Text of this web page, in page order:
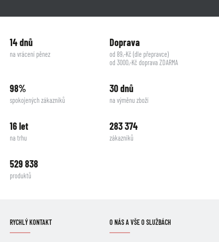
14 dnů
na vrácení pěnez
Doprava
od 89,-Kč (dle přepravce)
od 3000,-Kč doprava ZDARMA
98%
spokojených zákazníků
30 dnů
na výměnu zboží
16 let
na trhu
283 374
zákazníků
529 838
produktů
RYCHLÝ KONTAKT O NÁS A VŠE O SLUŽBÁCH